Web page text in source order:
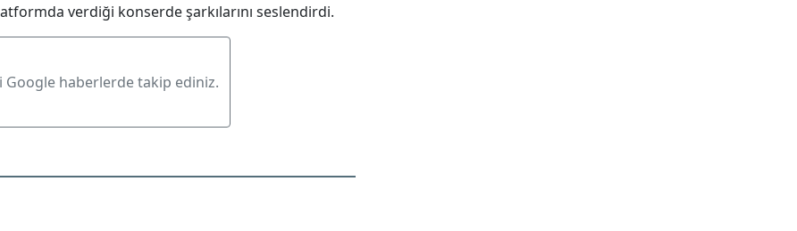
verdiği konserde şarkılarını seslendirdi.
Google haberlerde takip ediniz.